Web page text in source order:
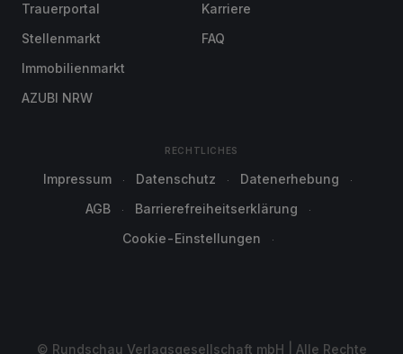
Trauerportal
Stellenmarkt
Immobilienmarkt
AZUBI NRW
Karriere
FAQ
RECHTLICHES
Impressum Datenschutz
Datenerhebung
AGB
Barrierefreiheitserklärung
Cookie-Einstellungen
© Rundschau Verlagsgesellschaft mbH | Alle Rechte